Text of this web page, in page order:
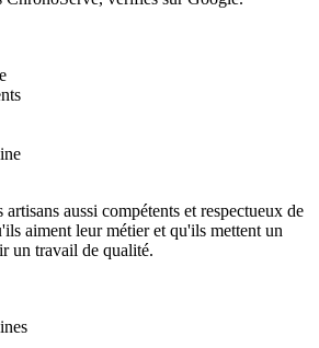
aussi compétents et respectueux de
aiment leur métier et qu'ils mettent un
un travail de qualité.